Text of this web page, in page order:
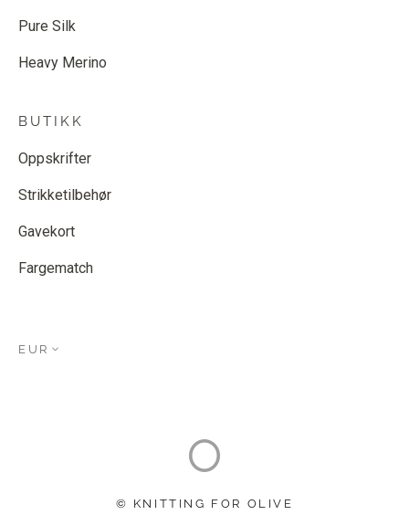
Pure Silk
Heavy Merino
BUTIKK
Oppskrifter
Strikketilbehør
Gavekort
Fargematch
EUR
© KNITTING FOR OLIVE